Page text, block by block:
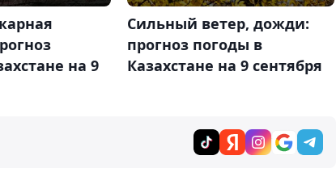
на 9
Сильный ветер, дожди:
прогноз погоды в
Казахстане на 9 сентября